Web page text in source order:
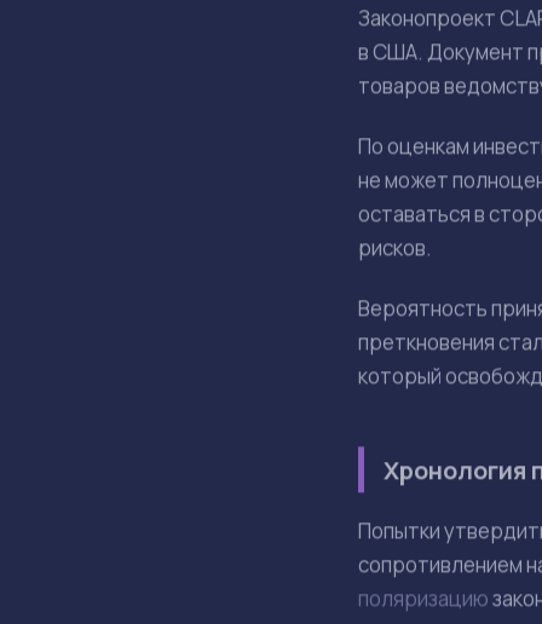
будет три года на
ОСНОВНЫЕ ТЕЗИСЫ
Шансы на
В случае
Влияние